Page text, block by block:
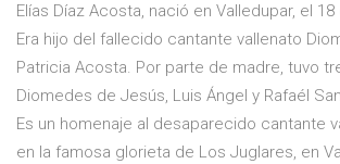
Elías Díaz Acosta, nació en Valledupar, el
Era hijo del fallecido cantante vallenato
Patricia Acosta. Por parte de madre, tuvo
Diomedes de Jesús, Luis Ángel y Rafaél
Es un homenaje al desaparecido cantante
en la famosa glorieta de Los Juglares, en